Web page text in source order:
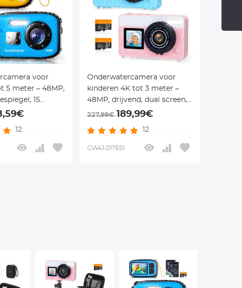
voor
5 meter – 48MP,
15
– 2 stuks
zwemmen –
12
Onderwatercamera voor
kinderen 4K tot 3 meter –
48MP, drijvend, dual screen,
18x zoom & macromodus – 2
snorkelen en zwemmen –
Kentfaith
227,99€189,99€
12
GW41.0175S1